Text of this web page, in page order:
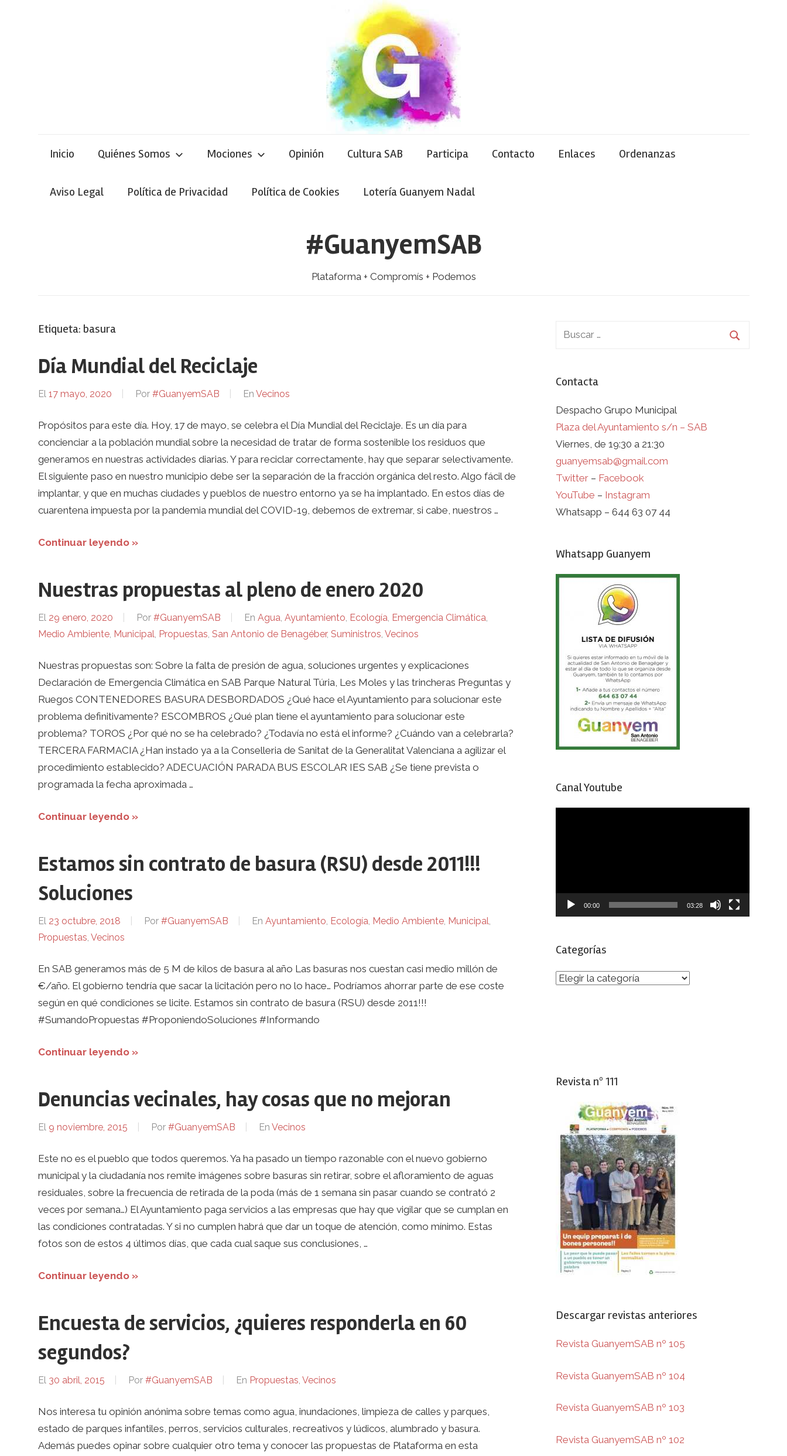
Inicio Quiénes Somos Mociones Opinión Cultura SAB Participa Contacto Enlaces Ordenanzas
Aviso Legal Política de Privacidad Política de Cookies Lotería Guanyem Nadal
#GuanyemSAB
Plataforma + Compromís + Podemos
Etiqueta: basura
Día Mundial del Reciclaje
El 17 mayo, 2020 Por #GuanyemSAB En Vecinos
Propósitos para este día. Hoy, 17 de mayo, se celebra el Día Mundial del Reciclaje. Es un día para
concienciar a la población mundial sobre la necesidad de tratar de forma sostenible los residuos que
generamos en nuestras actividades diarias. Y para reciclar correctamente, hay que separar selectivamente.
El siguiente paso en nuestro municipio debe ser la separación de la fracción orgánica del resto. Algo fácil de
implantar, y que en muchas ciudades y pueblos de nuestro entorno ya se ha implantado. En estos días de
cuarentena impuesta por la pandemia mundial del COVID-19, debemos de extremar, si cabe, nuestros …
Continuar leyendo »
Nuestras propuestas al pleno de enero 2020
El 29 enero, 2020 Por #GuanyemSAB En Agua, Ayuntamiento, Ecología, Emergencia Climática,
Medio Ambiente, Municipal, Propuestas, San Antonio de Benagéber, Suministros, Vecinos
Nuestras propuestas son: Sobre la falta de presión de agua, soluciones urgentes y explicaciones
Declaración de Emergencia Climática en SAB Parque Natural Túria, Les Moles y las trincheras Preguntas y
Ruegos CONTENEDORES BASURA DESBORDADOS ¿Qué hace el Ayuntamiento para solucionar este
problema definitivamente? ESCOMBROS ¿Qué plan tiene el ayuntamiento para solucionar este
problema? TOROS ¿Por qué no se ha celebrado? ¿Todavía no está el informe? ¿Cuándo van a celebrarla?
TERCERA FARMACIA ¿Han instado ya a la Conselleria de Sanitat de la Generalitat Valenciana a agilizar el
procedimiento establecido? ADECUACIÓN PARADA BUS ESCOLAR IES SAB ¿Se tiene prevista o
programada la fecha aproximada …
Continuar leyendo »
Estamos sin contrato de basura (RSU) desde 2011!!!
Soluciones
El 23 octubre, 2018 Por #GuanyemSAB En Ayuntamiento, Ecología, Medio Ambiente, Municipal,
Propuestas, Vecinos
En SAB generamos más de 5 M de kilos de basura al año Las basuras nos cuestan casi medio millón de
€/año. El gobierno tendría que sacar la licitación pero no lo hace… Podríamos ahorrar parte de ese coste
según en qué condiciones se licite. Estamos sin contrato de basura (RSU) desde 2011!!!
#SumandoPropuestas #ProponiendoSoluciones #Informando
Continuar leyendo »
Denuncias vecinales, hay cosas que no mejoran
El 9 noviembre, 2015 Por #GuanyemSAB En Vecinos
Este no es el pueblo que todos queremos. Ya ha pasado un tiempo razonable con el nuevo gobierno
municipal y la ciudadanía nos remite imágenes sobre basuras sin retirar, sobre el afloramiento de aguas
residuales, sobre la frecuencia de retirada de la poda (más de 1 semana sin pasar cuando se contrató 2
veces por semana…) El Ayuntamiento paga servicios a las empresas que hay que vigilar que se cumplan en
las condiciones contratadas. Y si no cumplen habrá que dar un toque de atención, como mínimo. Estas
fotos son de estos 4 últimos días, que cada cual saque sus conclusiones, …
Continuar leyendo »
Encuesta de servicios, ¿quieres responderla en 60
segundos?
El 30 abril, 2015 Por #GuanyemSAB En Propuestas, Vecinos
Nos interesa tu opinión anónima sobre temas como agua, inundaciones, limpieza de calles y parques,
estado de parques infantiles, perros, servicios culturales, recreativos y lúdicos, alumbrado y basura.
Además puedes opinar sobre cualquier otro tema y conocer las propuestas de Plataforma en esta
Contacta
Despacho Grupo Municipal
Plaza del Ayuntamiento s/n – SAB
Viernes, de 19:30 a 21:30
guanyemsab@gmail.com
Twitter – Facebook
YouTube – Instagram
Whatsapp – 644 63 07 44
Whatsapp Guanyem
Canal Youtube
00:00 03:28
Categorías
Categorías
Revista nº 111
Descargar revistas anteriores
Revista GuanyemSAB nº 105
Revista GuanyemSAB nº 104
Revista GuanyemSAB nº 103
Revista GuanyemSAB nº 102